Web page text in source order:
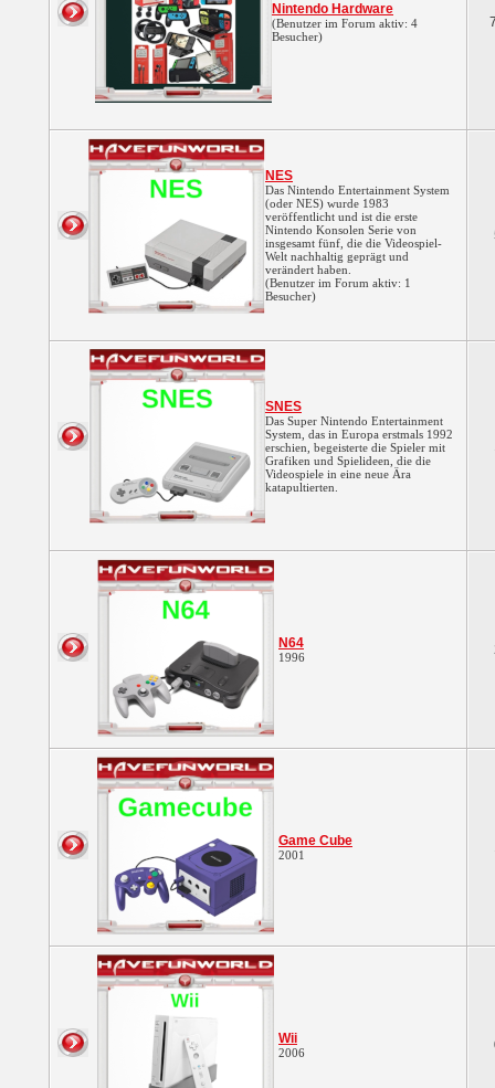
Nintendo Hardware
(Benutzer im Forum aktiv: 4
Besucher)
NES
Das Nintendo Entertainment System
(oder NES) wurde 1983
veröffentlicht und ist die erste
Nintendo Konsolen Serie von
insgesamt fünf, die die Videospiel-
Welt nachhaltig geprägt und
verändert haben.
(Benutzer im Forum aktiv: 1
Besucher)
SNES
Das Super Nintendo Entertainment
System, das in Europa erstmals 1992
erschien, begeisterte die Spieler mit
Grafiken und Spielideen, die die
Videospiele in eine neue Ära
katapultierten.
N64
1996
Game Cube
2001
Wii
2006